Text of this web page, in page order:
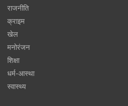
राजनीति
क्राइम
खेल
मनोरंजन
शिक्षा
धर्म-आस्था
स्वास्थ्य